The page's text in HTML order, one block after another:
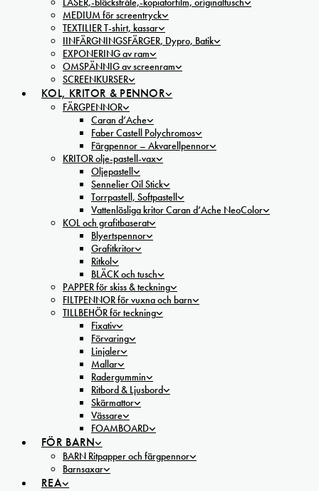
MEDIUM för screentryck
TEXTILIER T-shirt, kassar
IINFÄRGNINGSFÄRGER, Dypro, Batik
EXPONERING av ram
OMSPÄNNIG av screenram
SCREENKURSER
KOL, KRITOR & PENNOR
FÄRGPENNOR
Caran d’Ache
Faber Castell Polychromos
Färgpennor – Akvarellpennor
KRITOR olje-pastell-vax
Oljepastell
Sennelier Oil Stick
Torrpastell, Softpastell
Vattenlösliga kritor Caran d’Ache NeoColor
KOL och grafitbaserat
Blyertspennor
Grafitkritor
Ritkol
BLÄCK och tusch
PAPPER för skiss & teckning
FILTPENNOR för vuxna och barn
TILLBEHÖR för teckning
Fixativ
Förvaring
Linjaler
Mallar
Radergummin
Ritbord & Ljusbord
Skärmattor
Vässare
FOAMBOARD
FÖR BARN
BARN Ritpapper och färgpennor
Barnsaxar
REA